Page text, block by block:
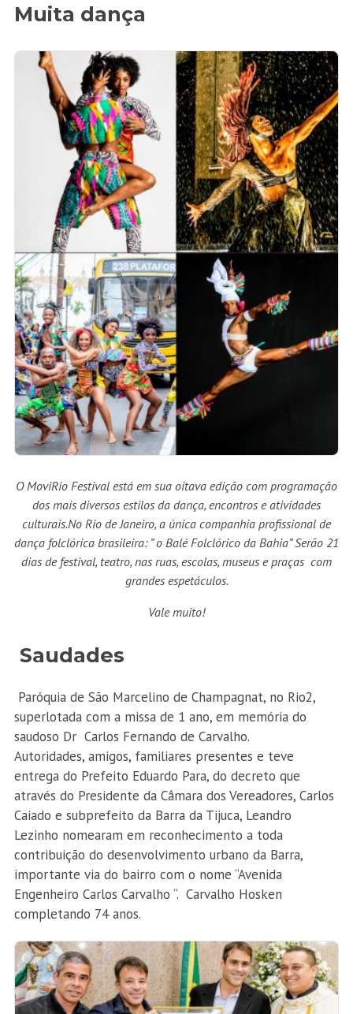
Muita dança
O MoviRio Festival está em sua oitava edição com programação
dos mais diversos estilos da dança, encontros e atividades
culturais.No Rio de Janeiro, a única companhia profissional de
dança folclórica brasileira: ” o Balé Folclórico da Bahia” Serão 21
dias de festival, teatro, nas ruas, escolas, museus e praças com
grandes espetáculos.
Vale muito!
Saudades
Paróquia de São Marcelino de Champagnat, no Rio2,
superlotada com a missa de 1 ano, em memória do
saudoso Dr Carlos Fernando de Carvalho.
Autoridades, amigos, familiares presentes e teve
entrega do Prefeito Eduardo Para, do decreto que
através do Presidente da Câmara dos Vereadores, Carlos
Caiado e subprefeito da Barra da Tijuca, Leandro
Lezinho nomearam em reconhecimento a toda
contribuição do desenvolvimento urbano da Barra,
importante via do bairro com o nome “Avenida
Engenheiro Carlos Carvalho “. Carvalho Hosken
completando 74 anos.